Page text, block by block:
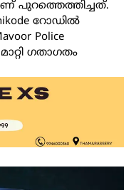
പുറത്തെത്തിച്ചത്.
റോഡിൽ
Police
ഗതാഗതം